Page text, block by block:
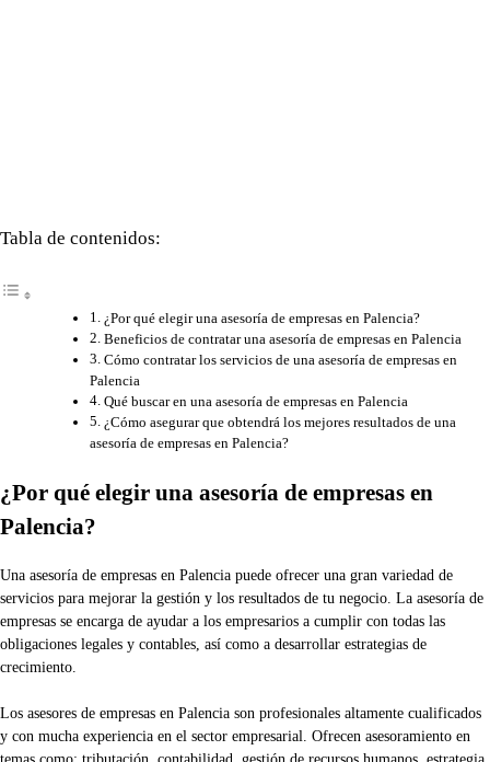
Tabla de contenidos:
¿Por qué elegir una asesoría de empresas en Palencia?
Beneficios de contratar una asesoría de empresas en Palencia
Cómo contratar los servicios de una asesoría de empresas en
Palencia
Qué buscar en una asesoría de empresas en Palencia
¿Cómo asegurar que obtendrá los mejores resultados de una
asesoría de empresas en Palencia?
¿Por qué elegir una asesoría de empresas en
Palencia?
Una asesoría de empresas en Palencia puede ofrecer una gran variedad de
servicios para mejorar la gestión y los resultados de tu negocio. La asesoría de
empresas se encarga de ayudar a los empresarios a cumplir con todas las
obligaciones legales y contables, así como a desarrollar estrategias de
crecimiento.
Los asesores de empresas en Palencia son profesionales altamente cualificados
y con mucha experiencia en el sector empresarial. Ofrecen asesoramiento en